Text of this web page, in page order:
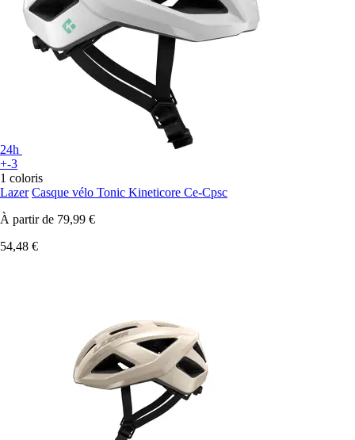
24h
+-3
1 coloris
Lazer Casque vélo Tonic Kineticore Ce-Cpsc
À partir de 79,99 €
54,48 €